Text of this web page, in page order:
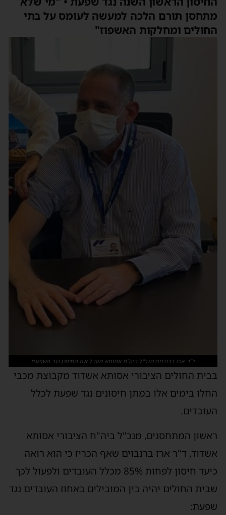
מתחסן תורם הלכה למעשה לעומס על בתי
החולים ומחלקות האשפוז"
ד"ר ארז ברנבוים מנכ"ל ביה"ח אסותא מקבל את החיסון נגד השפעת
בבית החולים הציבורי אסותא אשדוד מקבוצת מכבי
החלו בימים אלו במתן חיסונים נגד שפעת לכלל
העובדים.
ראשון המתחסנים, מנכ"ל ביה"ח הציבורי אסותא
אשדוד, ד"ר ארז ברנבוים שאף הכריז כי הוא רואה
כיעד חיסון לפחות 85% מכלל העובדים ולפעול לכך
שבית החולים יהיה בין המובילים באחוז העובדים נגד
שפעת: